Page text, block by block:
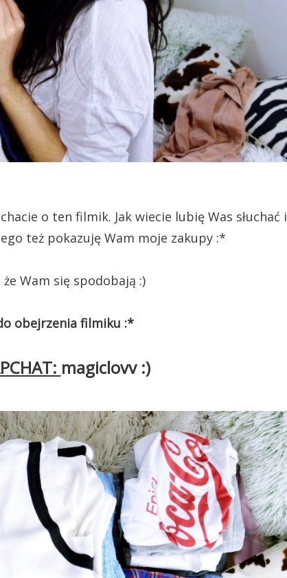
o ten filmik. Jak wiecie lubię Was słuchać i
też pokazuję Wam moje zakupy :*
Wam się spodobają :)
obejrzenia filmiku :*
magiclovv :)